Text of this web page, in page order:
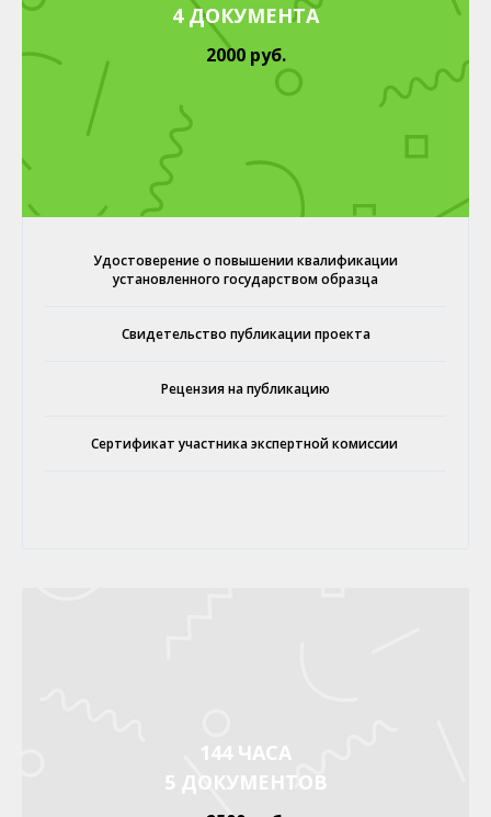
4 ДОКУМЕНТА
2000 руб.
Удостоверение о повышении квалификации
установленного государством образца
Свидетельство публикации проекта
Рецензия на публикацию
Сертификат участника экспертной комиссии
144 ЧАСА
5 ДОКУМЕНТОВ